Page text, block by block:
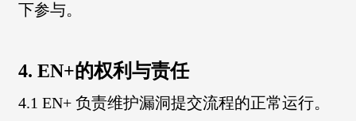
下参与。
4. EN+的权利与责任
4.1 EN+ 负责维护漏洞提交流程的正常运行。